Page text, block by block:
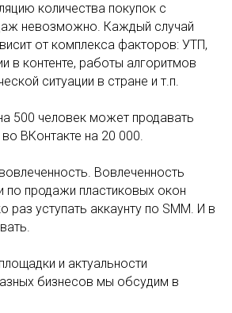
количества покупок с
невозможно. Каждый случай
от комплекса факторов: УТП,
в контенте, работы алгоритмов
ситуации в стране и т.п.
500 человек может продавать
ВКонтакте на 20 000.
Вовлеченность
по продажи пластиковых окон
раз уступать аккаунту по SMM. И в
и актуальности
бизнесов мы обсудим в